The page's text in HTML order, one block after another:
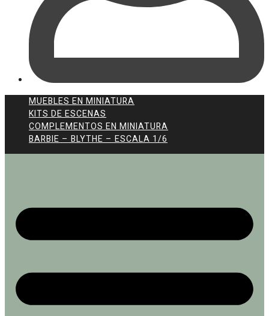
MUEBLES EN MINIATURA
KITS DE ESCENAS
COMPLEMENTOS EN MINIATURA
BARBIE – BLYTHE – ESCALA 1/6